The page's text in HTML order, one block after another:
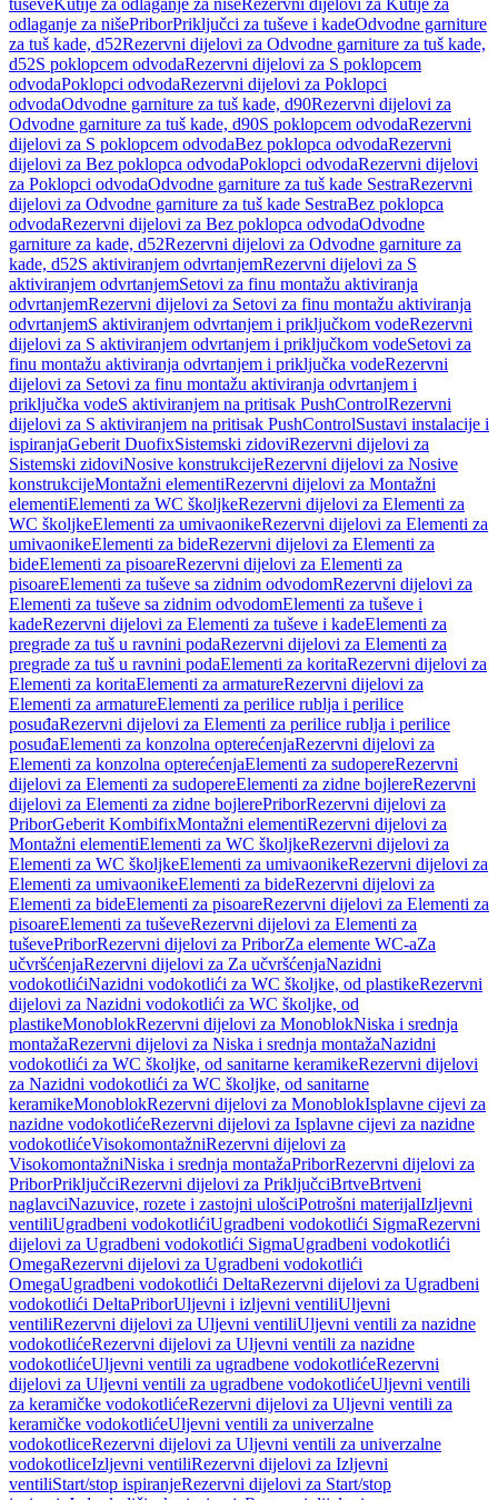
tuševeKutije za odlaganje za nišeRezervni dijelovi za Kutije za
odlaganje za nišePriborPriključci za tuševe i kadeOdvodne garniture
za tuš kade, d52Rezervni dijelovi za Odvodne garniture za tuš kade,
d52S poklopcem odvodaRezervni dijelovi za S poklopcem
odvodaPoklopci odvodaRezervni dijelovi za Poklopci
odvodaOdvodne garniture za tuš kade, d90Rezervni dijelovi za
Odvodne garniture za tuš kade, d90S poklopcem odvodaRezervni
dijelovi za S poklopcem odvodaBez poklopca odvodaRezervni
dijelovi za Bez poklopca odvodaPoklopci odvodaRezervni dijelovi
za Poklopci odvodaOdvodne garniture za tuš kade SestraRezervni
dijelovi za Odvodne garniture za tuš kade SestraBez poklopca
odvodaRezervni dijelovi za Bez poklopca odvodaOdvodne
garniture za kade, d52Rezervni dijelovi za Odvodne garniture za
kade, d52S aktiviranjem odvrtanjemRezervni dijelovi za S
aktiviranjem odvrtanjemSetovi za finu montažu aktiviranja
odvrtanjemRezervni dijelovi za Setovi za finu montažu aktiviranja
odvrtanjemS aktiviranjem odvrtanjem i priključkom vodeRezervni
dijelovi za S aktiviranjem odvrtanjem i priključkom vodeSetovi za
finu montažu aktiviranja odvrtanjem i priključka vodeRezervni
dijelovi za Setovi za finu montažu aktiviranja odvrtanjem i
priključka vodeS aktiviranjem na pritisak PushControlRezervni
dijelovi za S aktiviranjem na pritisak PushControlSustavi instalacije i
ispiranjaGeberit DuofixSistemski zidoviRezervni dijelovi za
Sistemski zidoviNosive konstrukcijeRezervni dijelovi za Nosive
konstrukcijeMontažni elementiRezervni dijelovi za Montažni
elementiElementi za WC školjkeRezervni dijelovi za Elementi za
WC školjkeElementi za umivaonikeRezervni dijelovi za Elementi za
umivaonikeElementi za bideRezervni dijelovi za Elementi za
bideElementi za pisoareRezervni dijelovi za Elementi za
pisoareElementi za tuševe sa zidnim odvodomRezervni dijelovi za
Elementi za tuševe sa zidnim odvodomElementi za tuševe i
kadeRezervni dijelovi za Elementi za tuševe i kadeElementi za
pregrade za tuš u ravnini podaRezervni dijelovi za Elementi za
pregrade za tuš u ravnini podaElementi za koritaRezervni dijelovi za
Elementi za koritaElementi za armatureRezervni dijelovi za
Elementi za armatureElementi za perilice rublja i perilice
posuđaRezervni dijelovi za Elementi za perilice rublja i perilice
posuđaElementi za konzolna opterećenjaRezervni dijelovi za
Elementi za konzolna opterećenjaElementi za sudopereRezervni
dijelovi za Elementi za sudopereElementi za zidne bojlereRezervni
dijelovi za Elementi za zidne bojlerePriborRezervni dijelovi za
PriborGeberit KombifixMontažni elementiRezervni dijelovi za
Montažni elementiElementi za WC školjkeRezervni dijelovi za
Elementi za WC školjkeElementi za umivaonikeRezervni dijelovi za
Elementi za umivaonikeElementi za bideRezervni dijelovi za
Elementi za bideElementi za pisoareRezervni dijelovi za Elementi za
pisoareElementi za tuševeRezervni dijelovi za Elementi za
tuševePriborRezervni dijelovi za PriborZa elemente WC-aZa
učvršćenjaRezervni dijelovi za Za učvršćenjaNazidni
vodokotlićiNazidni vodokotlići za WC školjke, od plastikeRezervni
dijelovi za Nazidni vodokotlići za WC školjke, od
plastikeMonoblokRezervni dijelovi za MonoblokNiska i srednja
montažaRezervni dijelovi za Niska i srednja montažaNazidni
vodokotlići za WC školjke, od sanitarne keramikeRezervni dijelovi
za Nazidni vodokotlići za WC školjke, od sanitarne
keramikeMonoblokRezervni dijelovi za MonoblokIsplavne cijevi za
nazidne vodokotlićeRezervni dijelovi za Isplavne cijevi za nazidne
vodokotlićeVisokomontažniRezervni dijelovi za
VisokomontažniNiska i srednja montažaPriborRezervni dijelovi za
PriborPriključciRezervni dijelovi za PriključciBrtveBrtveni
naglavciNazuvice, rozete i zastojni ulošciPotrošni materijalIzljevni
ventiliUgradbeni vodokotlićiUgradbeni vodokotlići SigmaRezervni
dijelovi za Ugradbeni vodokotlići SigmaUgradbeni vodokotlići
OmegaRezervni dijelovi za Ugradbeni vodokotlići
OmegaUgradbeni vodokotlići DeltaRezervni dijelovi za Ugradbeni
vodokotlići DeltaPriborUljevni i izljevni ventiliUljevni
ventiliRezervni dijelovi za Uljevni ventiliUljevni ventili za nazidne
vodokotlićeRezervni dijelovi za Uljevni ventili za nazidne
vodokotlićeUljevni ventili za ugradbene vodokotlićeRezervni
dijelovi za Uljevni ventili za ugradbene vodokotlićeUljevni ventili
za keramičke vodokotlićeRezervni dijelovi za Uljevni ventili za
keramičke vodokotlićeUljevni ventili za univerzalne
vodokotliceRezervni dijelovi za Uljevni ventili za univerzalne
vodokotliceIzljevni ventiliRezervni dijelovi za Izljevni
ventiliStart/stop ispiranjeRezervni dijelovi za Start/stop